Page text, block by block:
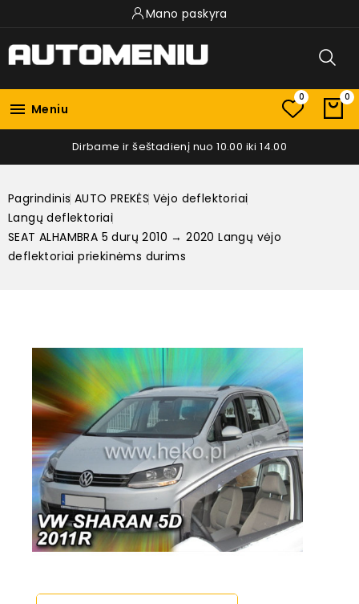
Mano paskyra
 Meniu
0 0
Dirbame ir šeštadienį nuo 10.00 iki 14.00
Pagrindinis AUTO PREKĖS Vėjo deflektoriai
Langų deflektoriai
SEAT ALHAMBRA 5 durų 2010 → 2020 Langų vėjo
deflektoriai priekinėms durims